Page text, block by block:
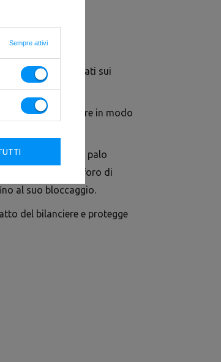
per essere montati sui
funzionale FT.
il bilanciere in modo
i bracci sul palo
di un perno nel foro di
al suo bloccaggio.
del bilanciere e protegge
Sempre attivi